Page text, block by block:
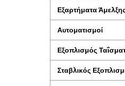
Εξαρτήματα
Αυτοματισμοί
Εξοπλισμός
Σταβλικός